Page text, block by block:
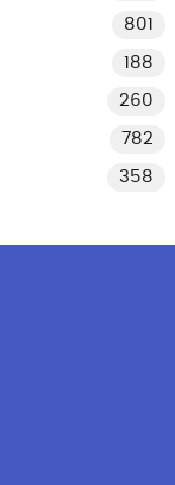
801
188
260
782
358